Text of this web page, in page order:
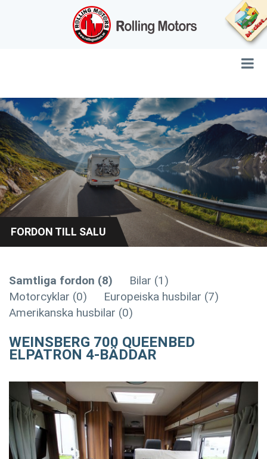
FORDON TILL SALU
Samtliga fordon (8)
Bilar (1)
Motorcyklar (0)
Europeiska husbilar (7)
Amerikanska husbilar (0)
WEINSBERG 700 QUEENBED
ELPATRON 4-BÄDDAR